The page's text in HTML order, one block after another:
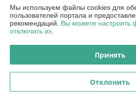
О нас
Контакты
График работы
Мы используем файлы cookies для
пользователей портала и
рекомендаций. Вы можете настроить
отключить их.
Принять
Отклонить